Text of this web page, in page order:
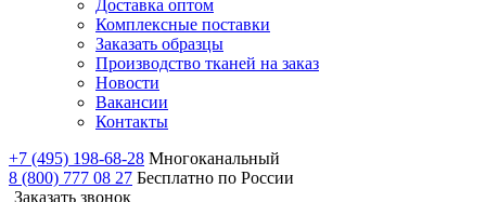
Доставка оптом
Комплексные поставки
Заказать образцы
Производство тканей на заказ
Новости
Вакансии
Контакты
+7 (495) 198-68-28 Многоканальный
8 (800) 777 08 27 Бесплатно по России
Заказать звонок